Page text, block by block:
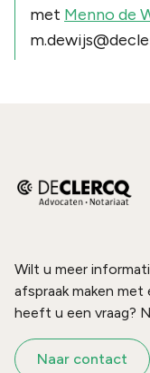
met Menno de
Wilt u meer
afspraak maken
heeft u een vraag?
Naar contact